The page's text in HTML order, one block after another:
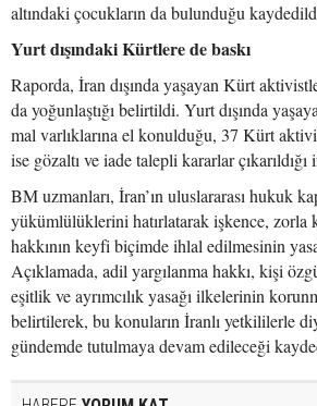
altındaki çocukların da bulunduğu
Yurt dışındaki Kürtlere de baskı
Raporda, İran dışında yaşayan Kürt
da yoğunlaştığı belirtildi. Yurt dışında
mal varlıklarına el konulduğu, 37 Kürt
ise gözaltı ve iade talepli kararlar
BM uzmanları, İran’ın uluslararası hukuk
yükümlülüklerini hatırlatarak işkence, zorla
hakkının keyfi biçimde ihlal edilmesinin
Açıklamada, adil yargılanma hakkı, kişi
eşitlik ve ayrımcılık yasağı ilkelerinin
belirtilerek, bu konuların İranlı yetkililerle
gündemde tutulmaya devam edileceği